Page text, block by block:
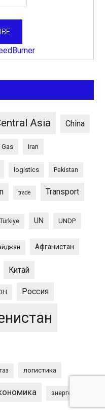
Asia China
Gas Iran
logistics Pakistan
trade Transport
Türkiye UN UNDP
Афганистан
Китай
Россия
газ логистика
энергетика